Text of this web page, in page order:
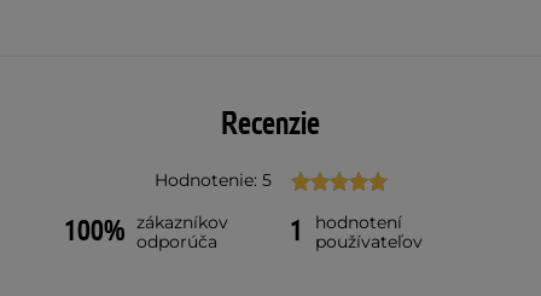
Recenzie
Hodnotenie: 5
100% zákazníkov
odporúča
1
hodnotení
používateľov